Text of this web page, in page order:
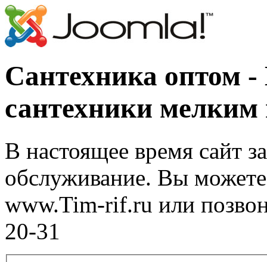
Сантехника оптом
сантехники
В настоящее время сайт
обслуживание. Вы можете
www.Tim-rif.ru или
20-31